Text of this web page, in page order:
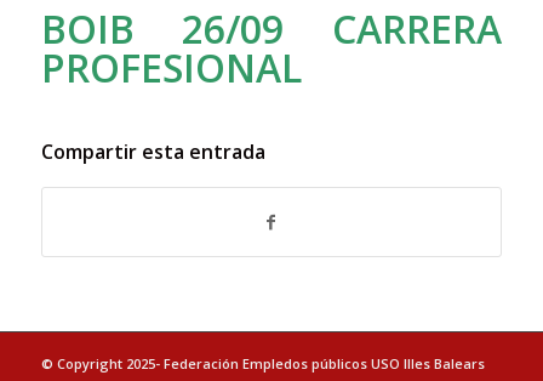
BOIB 26/09 CARRERA
PROFESIONAL
Compartir esta entrada
© Copyright 2025- Federación Empledos públicos USO Illes Balears